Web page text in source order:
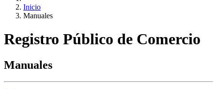
Inicio
Manuales
Registro Público de Comercio
Manuales